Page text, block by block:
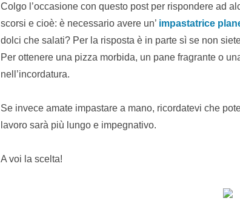
Colgo l’occasione con questo post per rispondere ad
scorsi e cioè: è necessario avere un’ impastatrice
dolci che salati? Per la risposta è in parte sì se non
Per ottenere una pizza morbida, un pane fragrante o
nell’incordatura.
Se invece amate impastare a mano, ricordatevi che
lavoro sarà più lungo e impegnativo.
A voi la scelta!